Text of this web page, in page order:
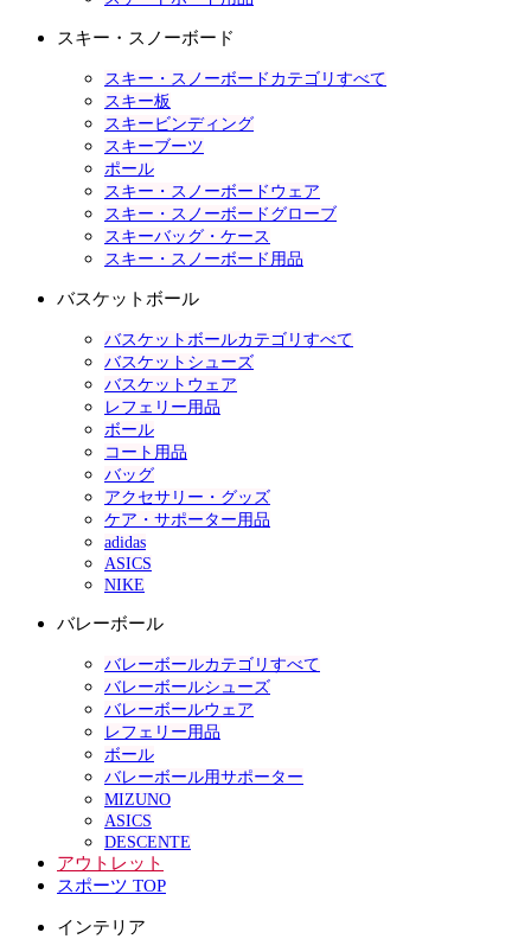
スキー・スノーボード
スキー・スノーボードカテゴリすべて
スキー板
スキービンディング
スキーブーツ
ポール
スキー・スノーボードウェア
スキー・スノーボードグローブ
スキーバッグ・ケース
スキー・スノーボード用品
バスケットボール
バスケットボールカテゴリすべて
バスケットシューズ
バスケットウェア
レフェリー用品
ボール
コート用品
バッグ
アクセサリー・グッズ
ケア・サポーター用品
adidas
ASICS
NIKE
バレーボール
バレーボールカテゴリすべて
バレーボールシューズ
バレーボールウェア
レフェリー用品
ボール
バレーボール用サポーター
MIZUNO
ASICS
DESCENTE
アウトレット
スポーツ TOP
インテリア